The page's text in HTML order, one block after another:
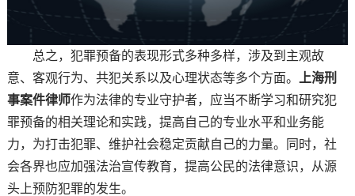
总之，犯罪预备的表现形式多种多样，涉及到主观故
意、客观行为、共犯关系以及心理状态等多个方面。
上海刑
事案件律师作为法律的专业守护者，应当不断学习和研究犯
罪预备的相关理论和实践，提高自己的专业水平和业务能
力，为打击犯罪、维护社会稳定贡献自己的力量。同时，社
会各界也应加强法治宣传教育，提高公民的法律意识，从源
头上预防犯罪的发生。